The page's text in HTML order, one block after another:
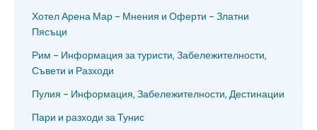
Хотел Арена Мар – Мнения и Оферти – Златни
Пясъци
Рим – Информация за туристи, Забележителности,
Съвети и Разходи
Пулия – Информация, Забележителности, Дестинации
Пари и разходи за Тунис